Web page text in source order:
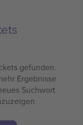
gefunden.
Ergebnisse
Suchwort